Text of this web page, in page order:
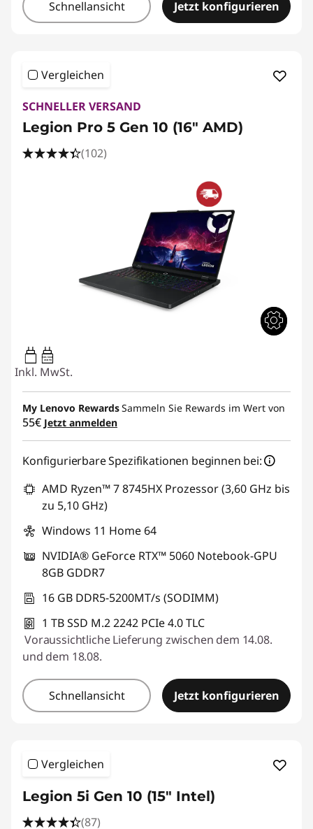
Schnellansicht Jetzt konfigurieren
Vergleichen
SCHNELLER VERSAND
Legion Pro 5 Gen 10 (16" AMD)
(102)
65W-100W
USB PD
Inkl. MwSt.
My Lenovo RewardsSammeln Sie Rewards im Wert von
55€ Jetzt anmelden
Konfigurierbare Spezifikationen beginnen bei:
AMD Ryzen™ 7 8745HX Prozessor (3,60 GHz bis
zu 5,10 GHz)
Windows 11 Home 64
NVIDIA® GeForce RTX™ 5060 Notebook-GPU
8GB GDDR7
16 GB DDR5-5200MT/s (SODIMM)
1 TB SSD M.2 2242 PCIe 4.0 TLC
Voraussichtliche Lieferung zwischen dem 14.08.
und dem 18.08.
Schnellansicht Jetzt konfigurieren
Vergleichen
Legion 5i Gen 10 (15" Intel)
(87)